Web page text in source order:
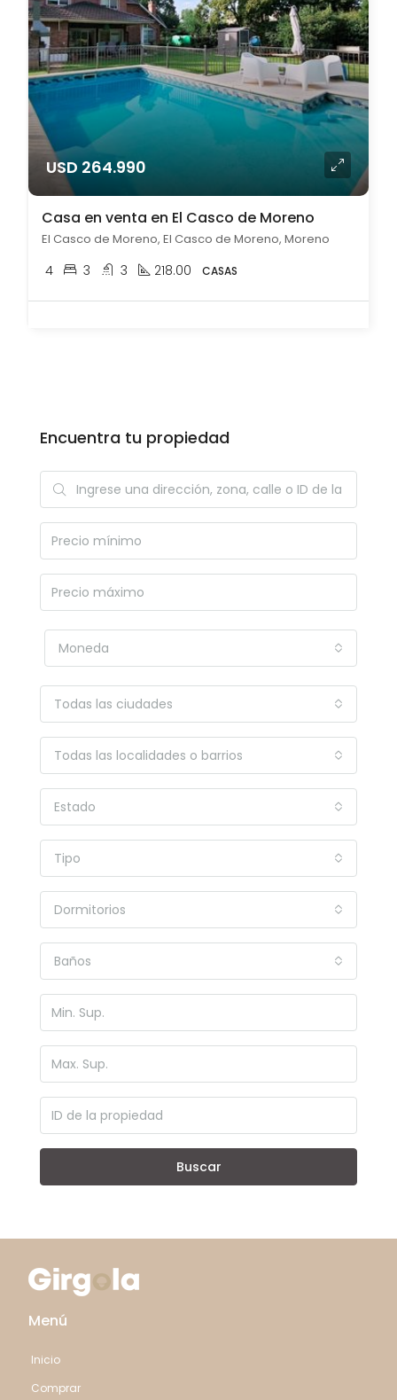
USD 264.990
Casa en venta en El Casco de Moreno
El Casco de Moreno, El Casco de Moreno, Moreno
4 3 3 218.00 CASAS
Encuentra tu propiedad
Moneda
Todas las ciudades
Todas las localidades o barrios
Estado
Tipo
Dormitorios
Baños
Buscar
Menú
Inicio
Comprar